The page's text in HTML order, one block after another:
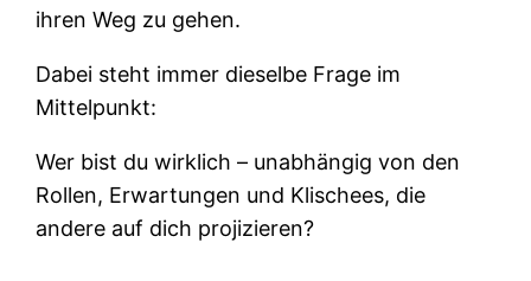
ihren Weg zu gehen.
Dabei steht immer dieselbe Frage im
Mittelpunkt:
Wer bist du wirklich – unabhängig von den
Rollen, Erwartungen und Klischees, die
andere auf dich projizieren?